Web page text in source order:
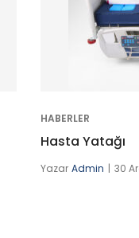
HABERLER
Hasta Yatağı
Yazar Admin 30